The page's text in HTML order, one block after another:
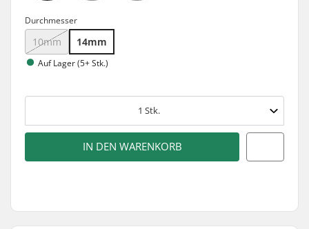
Durchmesser
10mm 14mm
Auf Lager (5+ Stk.)
1 Stk.
IN DEN WARENKORB